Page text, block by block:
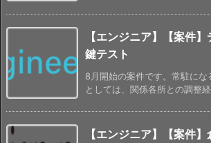
【エンジニア】【案件
鍵テスト
8月開始の案件です。常駐に
としては、関係各所との調整
【エンジニア】【案件